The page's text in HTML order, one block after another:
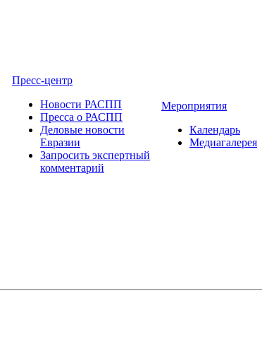
Пресс-центр
Новости РАСПП
Пресса о РАСПП
Деловые новости
Евразии
Запросить экспертный
комментарий
Мероприятия
Календарь
Медиагалерея